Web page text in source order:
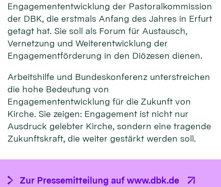
Engagemententwicklung der Pastoralkommission
der DBK, die erstmals Anfang des Jahres in Erfurt
getagt hat. Sie soll als Forum für Austausch,
Vernetzung und Weiterentwicklung der
Engagementförderung in den Diözesen dienen.
Arbeitshilfe und Bundeskonferenz unterstreichen
die hohe Bedeutung von
Engagemententwicklung für die Zukunft von
Kirche. Sie zeigen: Engagement ist nicht nur
Ausdruck gelebter Kirche, sondern eine tragende
Zukunftskraft, die weiter gestärkt werden soll.
Zur Pressemitteilung auf www.dbk.de